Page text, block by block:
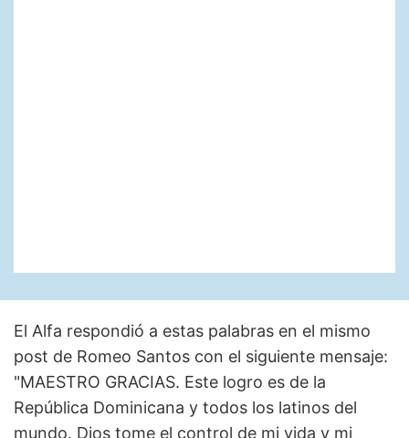
El Alfa respondió a estas palabras en el mismo
post de Romeo Santos con el siguiente mensaje:
"MAESTRO GRACIAS. Este logro es de la
República Dominicana y todos los latinos del
mundo. Dios tome el control de mi vida y mi